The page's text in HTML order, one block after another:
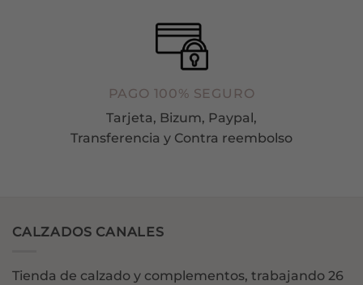
PAGO 100% SEGURO
Tarjeta, Bizum, Paypal,
Transferencia y Contra reembolso
CALZADOS CANALES
Tienda de calzado y complementos, trabajando 26